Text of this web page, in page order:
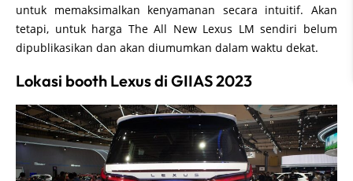
untuk memaksimalkan kenyamanan secara intuitif. Akan
tetapi, untuk harga The All New Lexus LM sendiri belum
dipublikasikan dan akan diumumkan dalam waktu dekat.
Lokasi booth Lexus di GIIAS 2023